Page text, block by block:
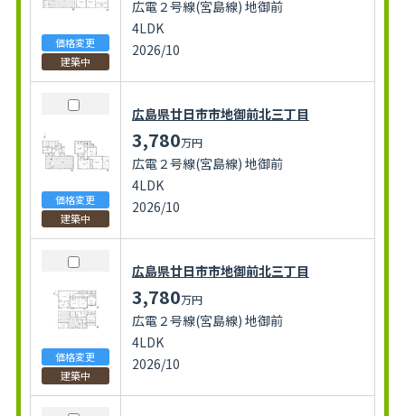
価格変更
建築中
広電２号線(宮島線) 地御前
4LDK
2026/10
価格変更
建築中
広島県廿日市市地御前北三丁目
3,780万円
広電２号線(宮島線) 地御前
4LDK
2026/10
価格変更
建築中
広島県廿日市市地御前北三丁目
3,780万円
広電２号線(宮島線) 地御前
4LDK
2026/10